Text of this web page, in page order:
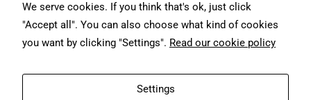
We serve cookies. If you think that's ok, just click
"Accept all". You can also choose what kind of cookies
you want by clicking "Settings". Read our cookie policy
Settings
Add some widgets from admin panel
QUARTICON AGENTIC AI